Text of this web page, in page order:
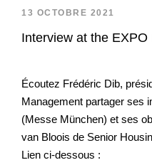
13 OCTOBRE 2021
Interview at the
Écoutez Frédéric Dib,
Management partager ses
(Messe München) et ses
van Bloois de Senior
Lien ci-dessous :